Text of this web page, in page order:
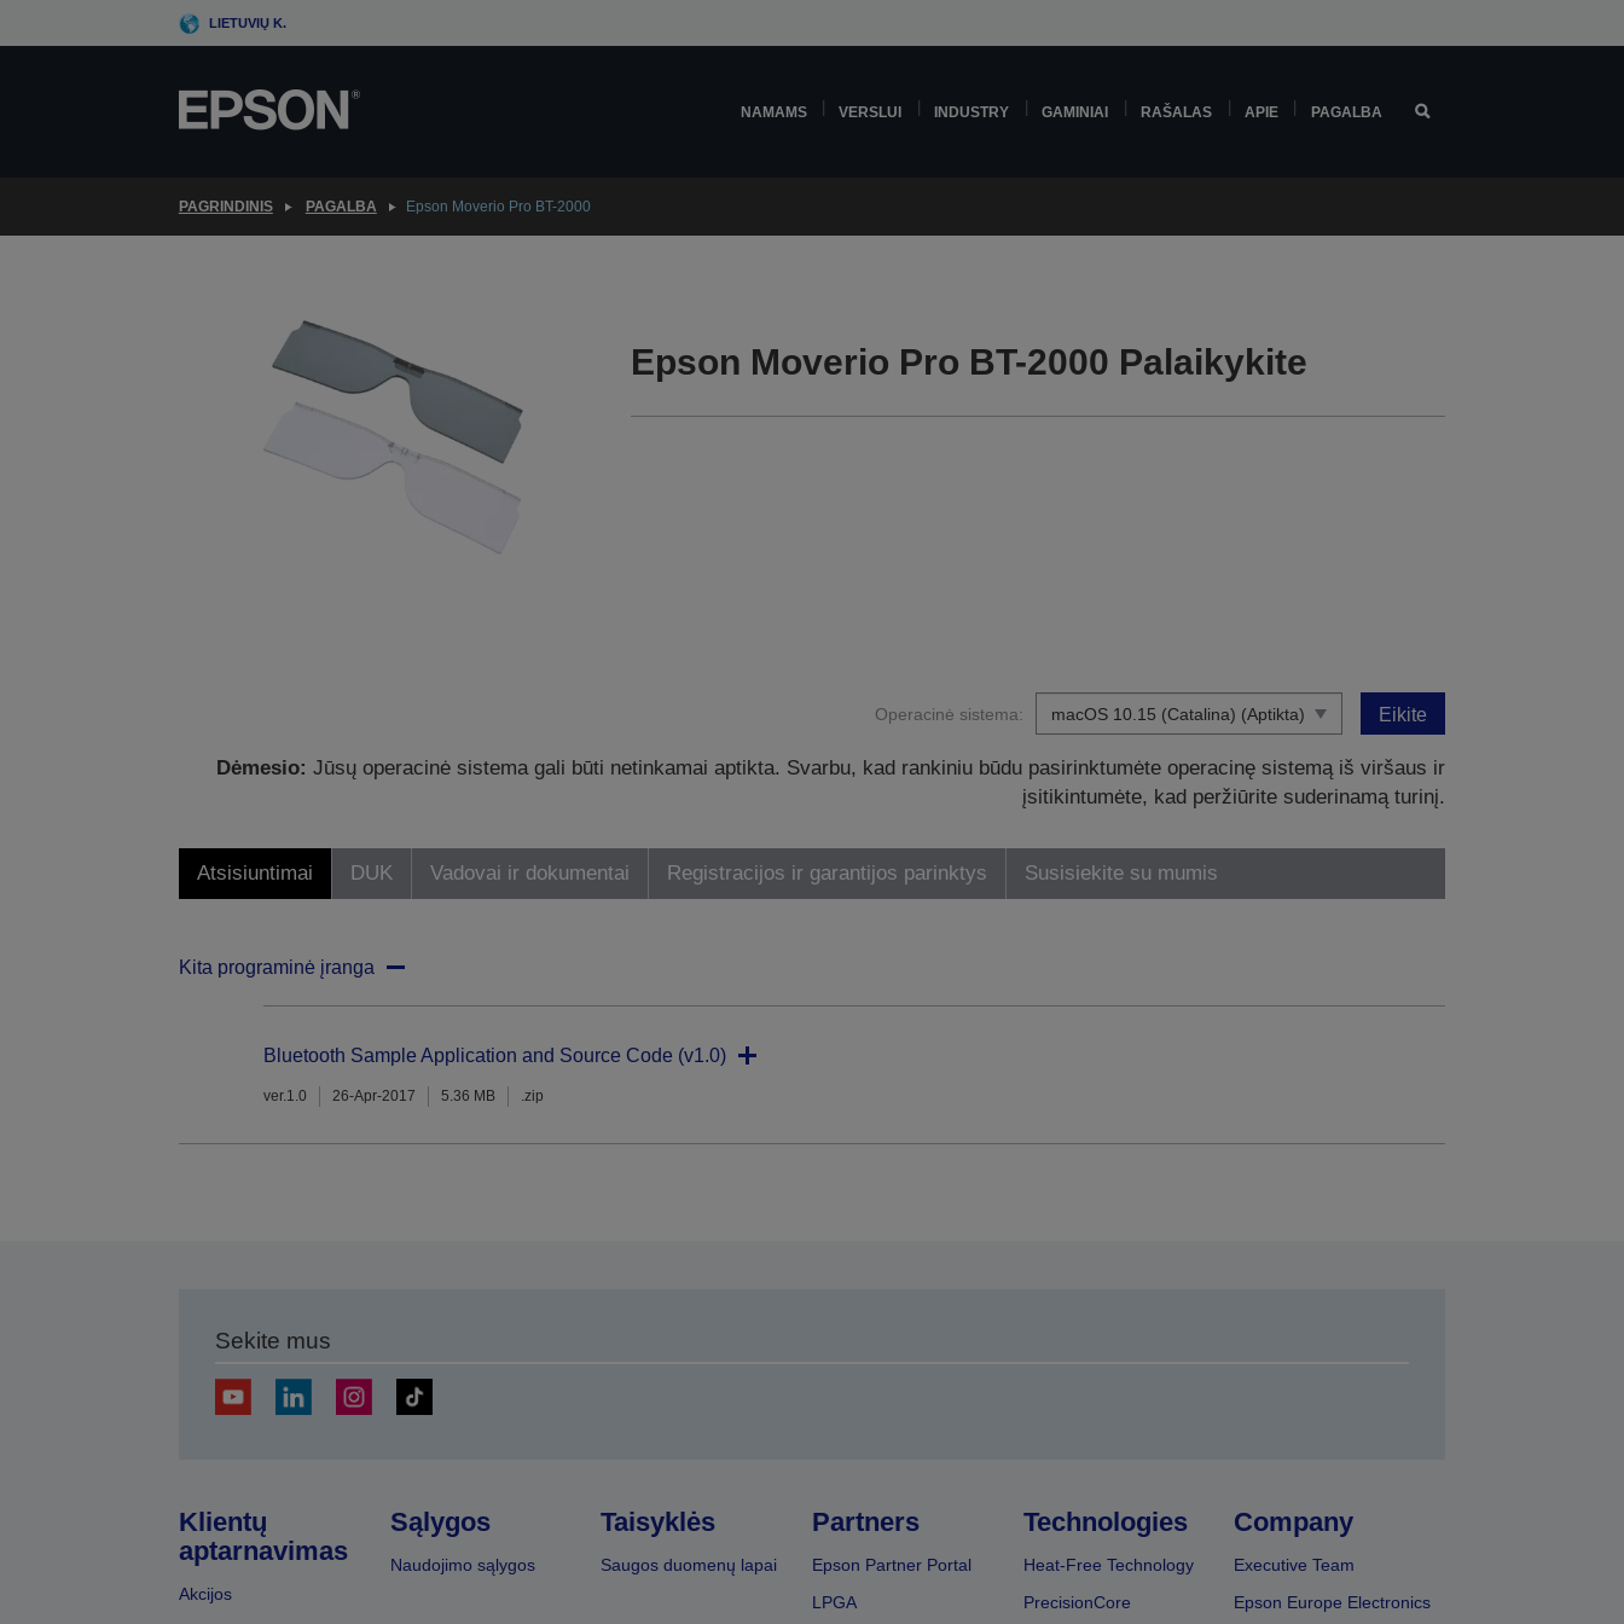
to
LIETUVIŲ K.
NAMAMS VERSLUI INDUSTRY GAMINIAI RAŠALAS APIE PAGALBA
PAGRINDINIS PAGALBA Epson Moverio Pro BT-2000
Epson Moverio Pro BT-2000 Palaikykite
Operacinė sistema: Eikite
Dėmesio: Jūsų operacinė sistema gali būti netinkamai aptikta. Svarbu, kad rankiniu būdu pasirinktumėte operacinę sistemą iš viršaus ir
įsitikintumėte, kad peržiūrite suderinamą turinį.
Atsisiuntimai DUK Vadovai ir dokumentai Registracijos ir garantijos parinktys Susisiekite su mumis
Kita programinė įranga
Bluetooth Sample Application and Source Code (v1.0)
ver.1.0 26-Apr-2017 5.36 MB .zip
Sekite mus
Klientų
aptarnavimas
Akcijos
Sąlygos
Naudojimo sąlygos
Taisyklės
Saugos duomenų lapai
Partners
Epson Partner Portal
LPGA
Technologies
Heat-Free Technology
PrecisionCore
Company
Executive Team
Epson Europe Electronics